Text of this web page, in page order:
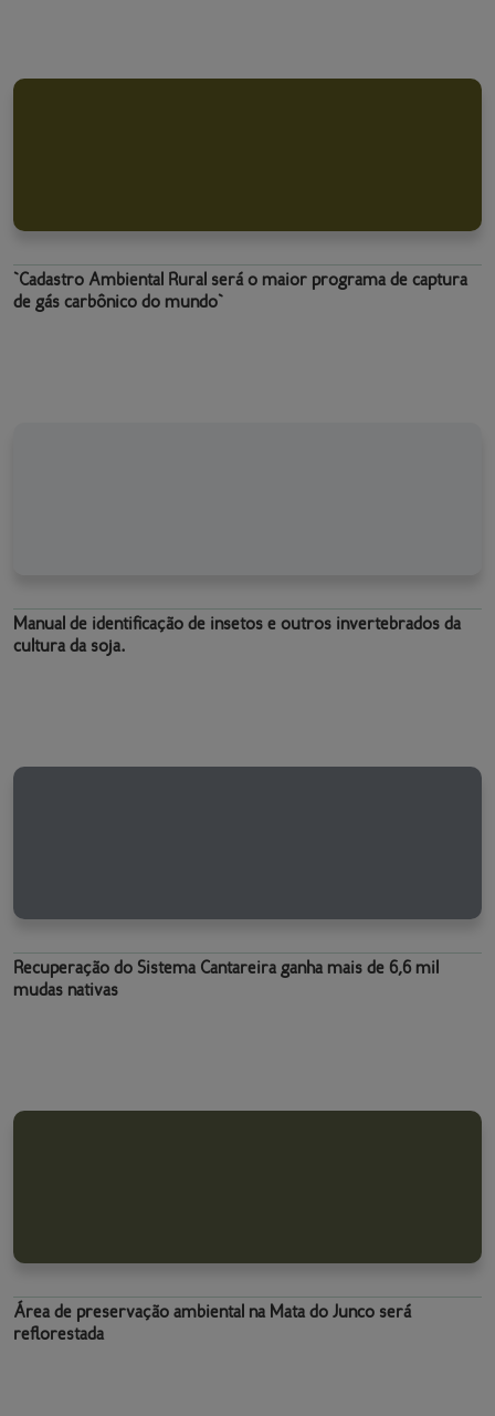
`Cadastro Ambiental Rural será o maior programa de captura
de gás carbônico do mundo`
Manual de identificação de insetos e outros invertebrados da
cultura da soja.
Recuperação do Sistema Cantareira ganha mais de 6,6 mil
mudas nativas
Área de preservação ambiental na Mata do Junco será
reflorestada